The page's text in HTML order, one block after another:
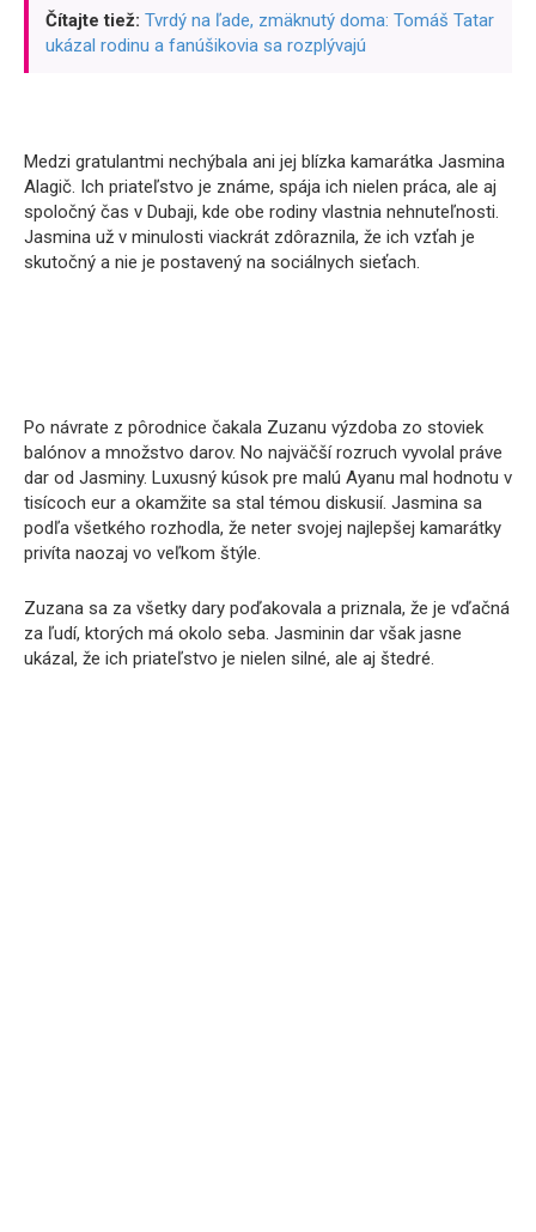
Čítajte tiež: Tvrdý na ľade, zmäknutý doma: Tomáš Tatar
ukázal rodinu a fanúšikovia sa rozplývajú
Medzi gratulantmi nechýbala ani jej blízka kamarátka Jasmina
Alagič. Ich priateľstvo je známe, spája ich nielen práca, ale aj
spoločný čas v Dubaji, kde obe rodiny vlastnia nehnuteľnosti.
Jasmina už v minulosti viackrát zdôraznila, že ich vzťah je
skutočný a nie je postavený na sociálnych sieťach.
Po návrate z pôrodnice čakala Zuzanu výzdoba zo stoviek
balónov a množstvo darov. No najväčší rozruch vyvolal práve
dar od Jasminy. Luxusný kúsok pre malú Ayanu mal hodnotu v
tisícoch eur a okamžite sa stal témou diskusií. Jasmina sa
podľa všetkého rozhodla, že neter svojej najlepšej kamarátky
privíta naozaj vo veľkom štýle.
Zuzana sa za všetky dary poďakovala a priznala, že je vďačná
za ľudí, ktorých má okolo seba. Jasminin dar však jasne
ukázal, že ich priateľstvo je nielen silné, ale aj štedré.